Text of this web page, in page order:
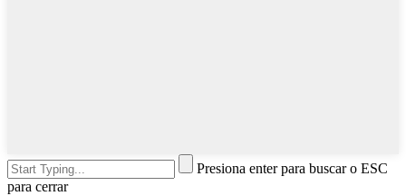
Presiona enter para buscar o ESC
para cerrar